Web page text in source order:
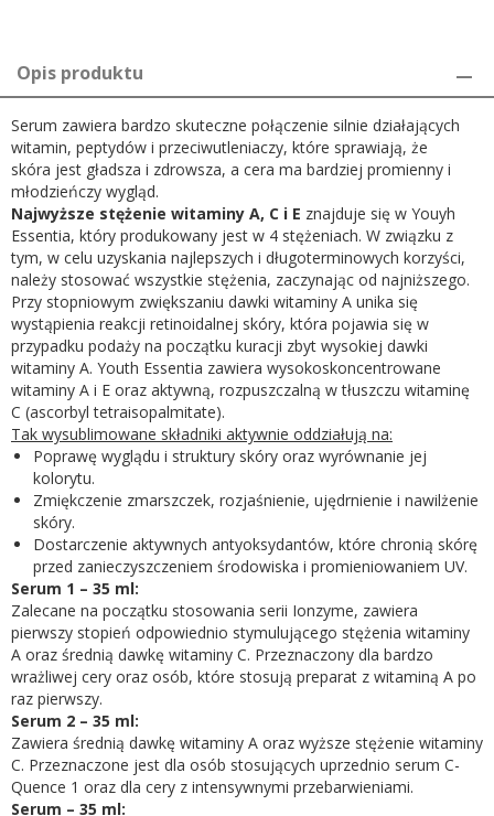
Opis produktu
Serum zawiera bardzo skuteczne połączenie silnie działających
witamin, peptydów i przeciwutleniaczy, które sprawiają, że
skóra jest gładsza i zdrowsza, a cera ma bardziej promienny i
młodzieńczy wygląd.
Najwyższe stężenie witaminy A, C i E znajduje się w Youyh
Essentia, który produkowany jest w 4 stężeniach. W związku z
tym, w celu uzyskania najlepszych i długoterminowych korzyści,
należy stosować wszystkie stężenia, zaczynając od najniższego.
Przy stopniowym zwiększaniu dawki witaminy A unika się
wystąpienia reakcji retinoidalnej skóry, która pojawia się w
przypadku podaży na początku kuracji zbyt wysokiej dawki
witaminy A. Youth Essentia zawiera wysokoskoncentrowane
witaminy A i E oraz aktywną, rozpuszczalną w tłuszczu witaminę
C (ascorbyl tetraisopalmitate).
Tak wysublimowane składniki aktywnie oddziałują na:
Poprawę wyglądu i struktury skóry oraz wyrównanie jej
kolorytu.
Zmiękczenie zmarszczek, rozjaśnienie, ujędrnienie i nawilżenie
skóry.
Dostarczenie aktywnych antyoksydantów, które chronią skórę
przed zanieczyszczeniem środowiska i promieniowaniem UV.
Serum 1 – 35 ml:
Zalecane na początku stosowania serii Ionzyme, zawiera
pierwszy stopień odpowiednio stymulującego stężenia witaminy
A oraz średnią dawkę witaminy C. Przeznaczony dla bardzo
wrażliwej cery oraz osób, które stosują preparat z witaminą A po
raz pierwszy.
Serum 2 – 35 ml:
Zawiera średnią dawkę witaminy A oraz wyższe stężenie witaminy
C. Przeznaczone jest dla osób stosujących uprzednio serum C-
Quence 1 oraz dla cery z intensywnymi przebarwieniami.
Serum – 35 ml: